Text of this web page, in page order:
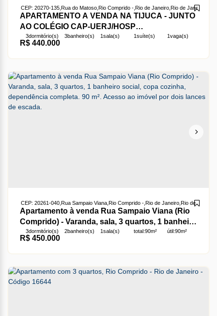
APARTAMENTO A VENDA NA TIJUCA - JUNTO
AO COLÉGIO CAP-UERJ/HOSP
AERONAUTICA, 8min METRÔ AFONSO PENA -
3qts, suíte e vaga
R$440.000
CEP: 20270-135, Rua do Matoso, Rio Comprido , Rio de Janeiro, Rio de Janeiro
3dormitório(s) 3banheiro(s) 1sala(s) 1suíte(s) 1vaga(s)
útil:89m²
Apartamento à venda Rua Sampaio Viana (Rio
Comprido) - Varanda, sala, 3 quartos, 1 banheiro
social, copa cozinha, dependência completa. 90
m². Acesso ao imóvel por dois lances de
R$450.000
CEP: 20261-040, Rua Sampaio Viana, Rio Comprido , Rio de Janeiro, Rio de Janeiro
3dormitório(s) 2banheiro(s) 1sala(s) total:90m² útil:90m²